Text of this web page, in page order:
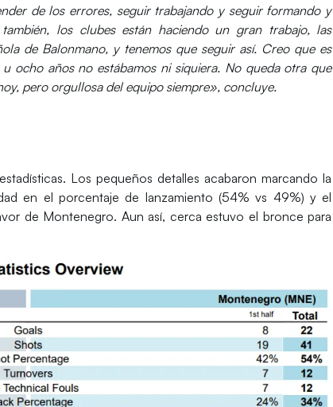
de los errores, seguir trabajando y seguir formando y
los clubes están haciendo un gran trabajo, las
de Balonmano, y tenemos que seguir así. Creo que es
ocho años no estábamos ni siquiera. No queda otra que
pero orgullosa del equipo siempre», concluye.
Los pequeños detalles acabaron marcando la
en el porcentaje de lanzamiento (54% vs 49%) y el
de Montenegro. Aun así, cerca estuvo el bronce para